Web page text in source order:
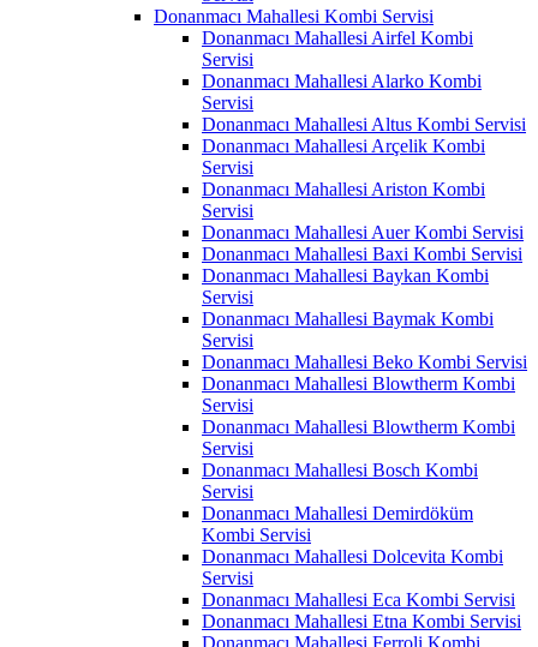
Donanmacı Mahallesi Kombi Servisi
Donanmacı Mahallesi Airfel Kombi
Servisi
Donanmacı Mahallesi Alarko Kombi
Servisi
Donanmacı Mahallesi Altus Kombi Servisi
Donanmacı Mahallesi Arçelik Kombi
Servisi
Donanmacı Mahallesi Ariston Kombi
Servisi
Donanmacı Mahallesi Auer Kombi Servisi
Donanmacı Mahallesi Baxi Kombi Servisi
Donanmacı Mahallesi Baykan Kombi
Servisi
Donanmacı Mahallesi Baymak Kombi
Servisi
Donanmacı Mahallesi Beko Kombi Servisi
Donanmacı Mahallesi Blowtherm Kombi
Servisi
Donanmacı Mahallesi Blowtherm Kombi
Servisi
Donanmacı Mahallesi Bosch Kombi
Servisi
Donanmacı Mahallesi Demirdöküm
Kombi Servisi
Donanmacı Mahallesi Dolcevita Kombi
Servisi
Donanmacı Mahallesi Eca Kombi Servisi
Donanmacı Mahallesi Etna Kombi Servisi
Donanmacı Mahallesi Ferroli Kombi